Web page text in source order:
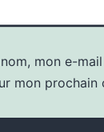
mon e-
mon prochain